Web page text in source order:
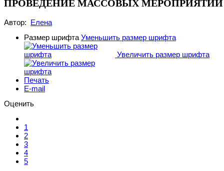
Автор: Елена
Размер шрифта Уменьшить размер шрифта
Увеличить размер шрифта
Печать
E-mail
Оценить
1
2
3
4
5